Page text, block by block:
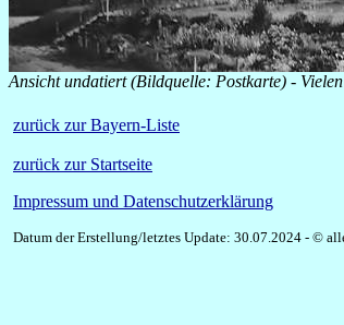
Ansicht undatiert (Bildquelle: Postkarte) -
zurück zur Bayern-Liste
zurück zur Startseite
Impressum und Datenschutzerklärung
Datum der Erstellung/letztes Update: 30.07.2024 - ©